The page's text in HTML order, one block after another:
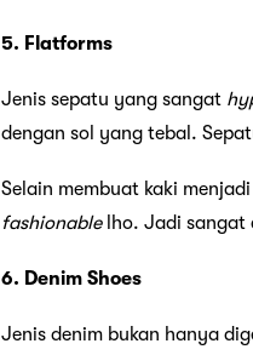
5. Flatforms
Jenis sepatu yang sangat
dengan sol yang tebal.
Selain membuat kaki
fashionablelho. Jadi sangat
6. Denim Shoes
Jenis denim bukan hanya